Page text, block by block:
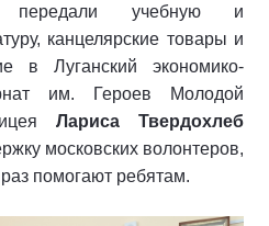
передали учебную и
канцелярские товары и
в Луганский экономико-
им. Героев Молодой
Лариса Твердохлеб
московских волонтеров,
помогают ребятам.